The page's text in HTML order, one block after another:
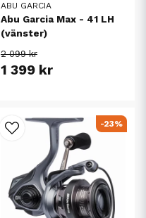
ABU GARCIA
Abu Garcia Max - 41 LH
(vänster)
2 099 kr
1 399 kr
-23%